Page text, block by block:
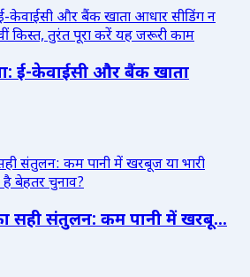
ई-केवाईसी और बैंक खाता
सही संतुलन: कम पानी में खरबू...